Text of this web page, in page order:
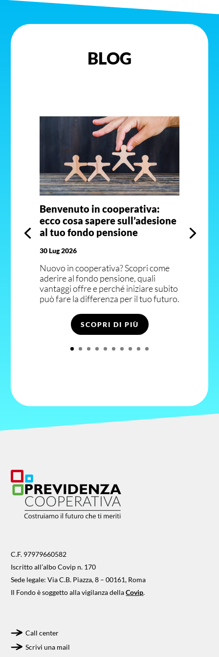
BLOG
Benvenuto in cooperativa:
ecco cosa sapere sull’adesione
al tuo fondo pensione
30 Lug 2026
Nuovo in cooperativa? Scopri come
aderire al fondo pensione, quali
vantaggi offre e perché iniziare subito
può fare la differenza per il tuo futuro.
SCOPRI DI PIÙ
C.F. 97979660582
Iscritto all’albo Covip n. 170
Sede legale: Via C.B. Piazza, 8 – 00161, Roma
Il Fondo è soggetto alla vigilanza dellaCovip.
Call center
Scrivi una mail